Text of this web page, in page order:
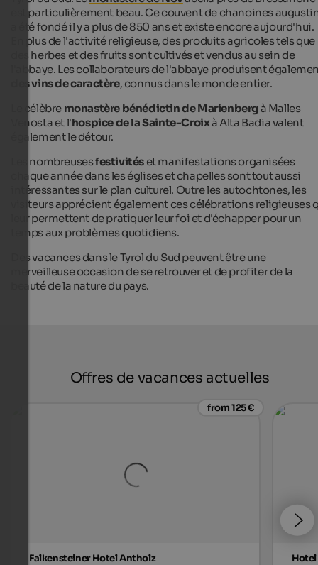
est particulièrement beau. Ce couvent de chanoines
a été fondé il y a plus de 850 ans et existe encore aujourd'hui.
En plus de l'activité religieuse, des produits agricoles tels que
des herbes et des fruits sont cultivés et vendus au sein de
l'abbaye. Les collaborateurs de l'abbaye produisent
des vins de caractère, connus dans le monde entier.
Le célèbre monastère bénédictin de Marienbergà Malles
Venosta et l'hospice de la Sainte-Croixà Alta Badia valent
également le détour.
Les nombreusesfestivités et manifestations organisées
chaque année dans les églises et chapelles sont tout aussi
intéressantes sur le plan culturel. Outre les autochtones, les
visiteurs apprécient également ces célébrations religieuses
leur permettent de pratiquer leur foi et d'échapper pour un
temps aux problèmes quotidiens.
Des vacances dans le Tyrol du Sud peuvent être une
merveilleuse occasion de se retrouver et de profiter de la
beauté de la nature du pays.
Offres de vacances actuelles
from 125 €
Falkensteiner Hotel Antholz